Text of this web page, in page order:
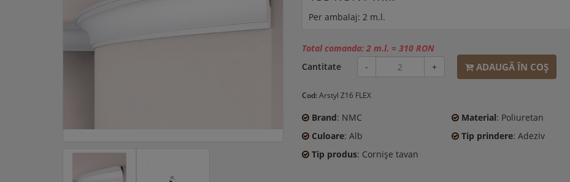
Per ambalaj: 2 m.l.
Total comanda: 2 m.l. = 310 RON
Cantitate
- + ADAUGĂ ÎN COŞ
Cod:Arstyl Z16 FLEX
Brand: NMC Material: Poliuretan
Culoare: Alb Tip prindere: Adeziv
Tip produs: Cornişe tavan